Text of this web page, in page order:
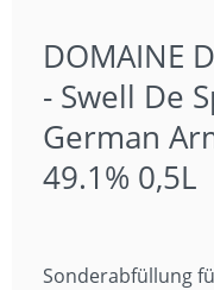
DOMAINE
- Swell De
German
49.1% 0,5L
Sonderabfüllung